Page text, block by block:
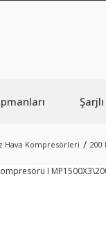
Hava Kompresörleri 200